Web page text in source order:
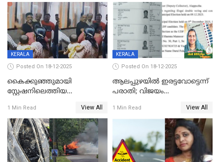
വാളയാറിൽ
KERALA
Posted On 18-12-2025
കൈക്കുഞ്ഞുമായി
സ്റ്റേഷനിലെത്തിയ
കരണത്തടിച്ചു; CC ടിവി
ദൃശ്യങ്ങൾ പുറത്ത്
1 Min Read View All
KERALA
Posted On 18-12-2025
ആലപ്പുഴയിൽ ഇരട്ടവോട്ടെന്ന്
പരാതി; വിജയം
വാർഡിലെ എൽഡിഎഫ്
സ്ഥാനാർത്ഥി
1 Min Read View All